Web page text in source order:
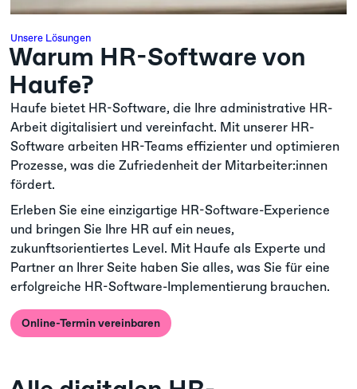
Unsere Lösungen
Warum HR-Software von
Haufe?
Haufe bietet HR-Software, die Ihre administrative HR-
Arbeit digitalisiert und vereinfacht. Mit unserer HR-
Software arbeiten HR-Teams effizienter und optimieren
Prozesse, was die Zufriedenheit der Mitarbeiter:innen
fördert.
Erleben Sie eine einzigartige HR-Software-Experience
und bringen Sie Ihre HR auf ein neues,
zukunftsorientiertes Level. Mit Haufe als Experte und
Partner an Ihrer Seite haben Sie alles, was Sie für eine
erfolgreiche HR-Software-Implementierung brauchen.
Online-Termin vereinbaren